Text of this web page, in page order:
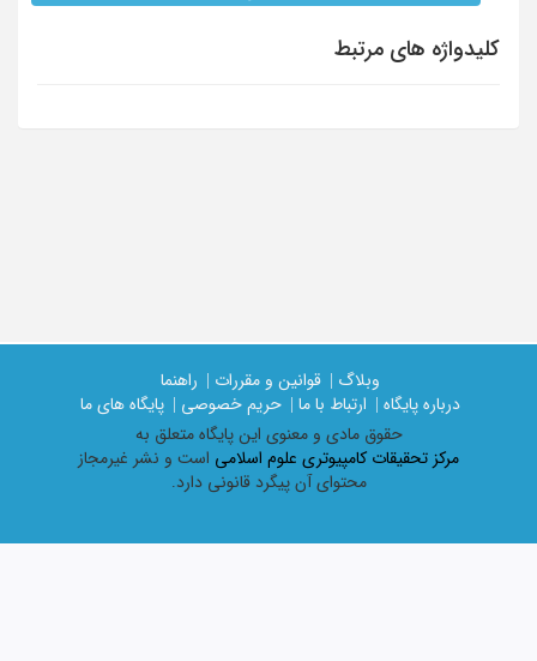
کلیدواژه های مرتبط
وبلاگ | قوانین و مقررات |
راهنما
درباره پایگاه |
ارتباط با ما | حریم خصوصی |
پایگاه های ما
حقوق مادی و معنوی اين پايگاه متعلق به
مرکز تحقیقات کامپیوتری علوم اسلامی است و نشر غیرمجاز
محتوای آن پیگرد قانونی دارد.